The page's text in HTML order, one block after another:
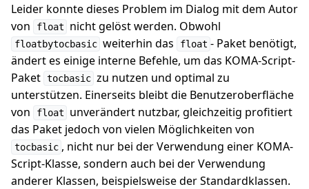
Leider konnte dieses Problem im Dialog mit dem Autor
von
float nicht gelöst werden. Obwohl
floatbytocbasic weiterhin das float - Paket benötigt,
ändert es einige interne Befehle, um das KOMA-Script-
Paket tocbasic zu nutzen und optimal zu
unterstützen. Einerseits bleibt die Benutzeroberfläche
von
float
unverändert nutzbar, gleichzeitig profitiert
das Paket jedoch von vielen Möglichkeiten von
tocbasic , nicht nur bei der Verwendung einer KOMA-
Script-Klasse, sondern auch bei der Verwendung
anderer Klassen, beispielsweise der Standardklassen.